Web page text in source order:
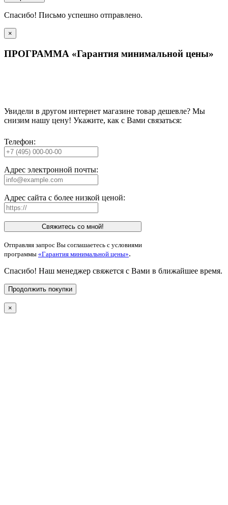
Спасибо! Письмо успешно отправлено.
×
ПРОГРАММА «Гарантия минимальной цены»
Увидели в другом интернет магазине товар дешевле? Мы
снизим нашу цену! Укажите, как с Вами связаться:
Телефон:
Адрес электронной почты:
Адрес сайта с более низкой ценой:
Свяжитесь со мной!
Отправляя запрос Вы соглашаетесь с условиями
программы «Гарантия минимальной цены».
Спасибо! Наш менеджер свяжется с Вами в ближайшее время.
Продолжить покупки
×